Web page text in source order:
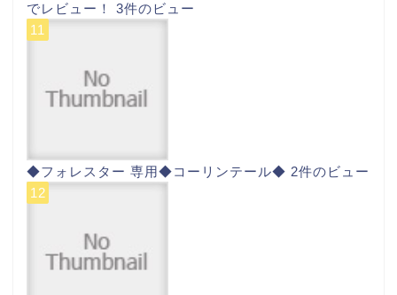
でレビュー！ 3件のビュー
◆フォレスター 専用◆コーリンテール◆ 2件のビュー